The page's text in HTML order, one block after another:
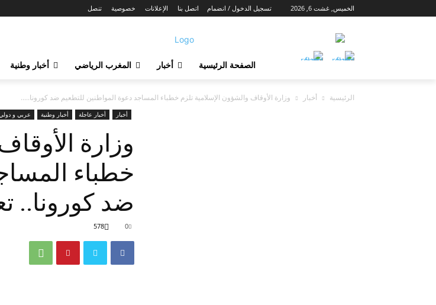
الخميس, غشت 6, 2026 تسجيل الدخول / انضمام تنصل خصوصية الإعلانات اتصل بنا
الصفحة الرئيسية أخبار المغرب الرياضي أخبار وطنية
الرئيسية أخبار وزارة الأوقاف والشؤون الإسلامية تلزم خطباء المساجد دعوة المواطنين للتطعيم ضد كورونا.....
أخبار أخبار عاجلة أخبار وطنية عربي و
وزارة
خطباء
ضد كورونا..
0
578